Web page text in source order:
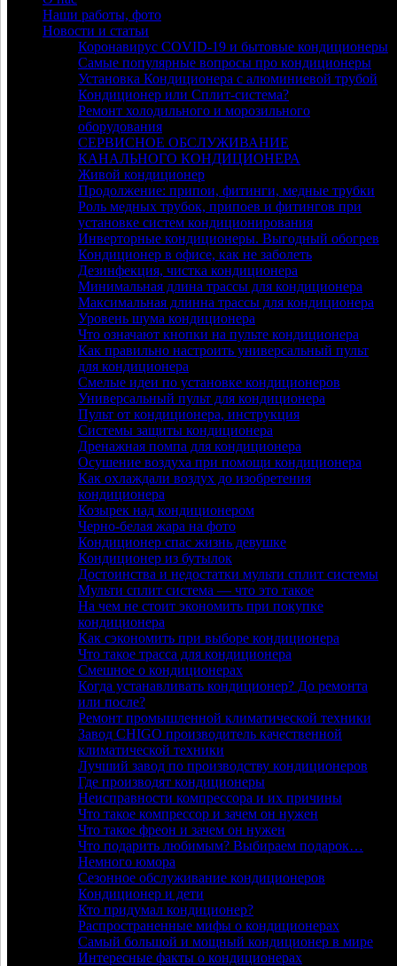
Наши работы, фото
Новости и статьи
Коронавирус COVID-19 и бытовые кондиционеры
Самые популярные вопросы про кондиционеры
Установка Кондиционера с алюминиевой трубой
Кондиционер или Сплит-система?
Ремонт холодильного и морозильного
оборудования
СЕРВИСНОЕ ОБСЛУЖИВАНИЕ
КАНАЛЬНОГО КОНДИЦИОНЕРА
Живой кондиционер
Продолжение: припои, фитинги, медные трубки
Роль медных трубок, припоев и фитингов при
установке систем кондиционирования
Инверторные кондиционеры. Выгодный обогрев
Кондиционер в офисе, как не заболеть
Дезинфекция, чистка кондиционера
Минимальная длина трассы для кондиционера
Максимальная длинна трассы для кондиционера
Уровень шума кондиционера
Что означают кнопки на пульте кондиционера
Как правильно настроить универсальный пульт
для кондиционера
Смелые идеи по установке кондиционеров
Универсальный пульт для кондиционера
Пульт от кондиционера, инструкция
Системы защиты кондиционера
Дренажная помпа для кондиционера
Осушение воздуха при помощи кондиционера
Как охлаждали воздух до изобретения
кондиционера
Козырек над кондиционером
Черно-белая жара на фото
Кондиционер спас жизнь девушке
Кондиционер из бутылок
Достоинства и недостатки мульти сплит системы
Мульти сплит система — что это такое
На чем не стоит экономить при покупке
кондиционера
Как сэкономить при выборе кондиционера
Что такое трасса для кондиционера
Смешное о кондиционерах
Когда устанавливать кондиционер? До ремонта
или после?
Ремонт промышленной климатической техники
Завод CHIGO производитель качественной
климатической техники
Лучший завод по производству кондиционеров
Где производят кондиционеры
Неисправности компрессора и их причины
Что такое компрессор и зачем он нужен
Что такое фреон и зачем он нужен
Что подарить любимым? Выбираем подарок…
Немного юмора
Сезонное обслуживание кондиционеров
Кондиционер и дети
Кто придумал кондиционер?
Распространенные мифы о кондиционерах
Самый большой и мощный кондиционер в мире
Интересные факты о кондиционерах